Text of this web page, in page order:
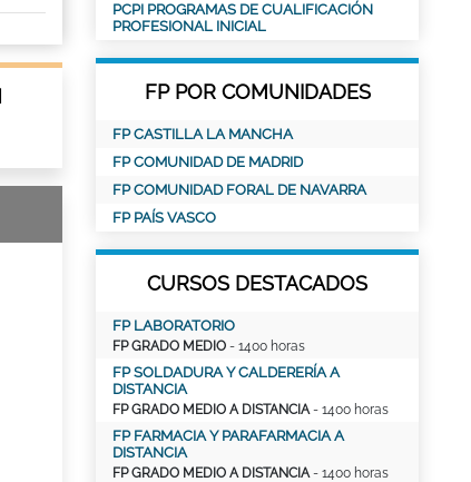
PCPI PROGRAMAS DE CUALIFICACIÓN
PROFESIONAL INICIAL
FP POR COMUNIDADES
FP CASTILLA LA MANCHA
FP COMUNIDAD DE MADRID
FP COMUNIDAD FORAL DE NAVARRA
FP PAÍS VASCO
CURSOS DESTACADOS
FP LABORATORIO
FP GRADO MEDIO - 1400 horas
FP SOLDADURA Y CALDERERÍA A
DISTANCIA
FP GRADO MEDIO A DISTANCIA- 1400 horas
FP FARMACIA Y PARAFARMACIA A
DISTANCIA
FP GRADO MEDIO A DISTANCIA- 1400 horas